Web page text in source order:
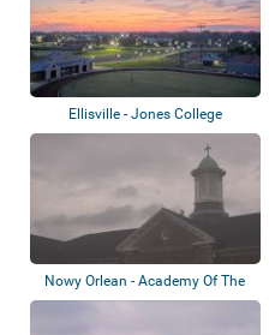
Ellisville - Jones College
Nowy Orlean - Academy Of The
Sacred Hear...